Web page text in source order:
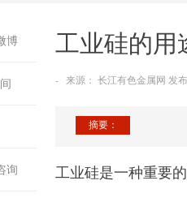
博
询
工业硅的用
- 来源： 长江有色金属网 发
摘要：
工业硅是一种重要